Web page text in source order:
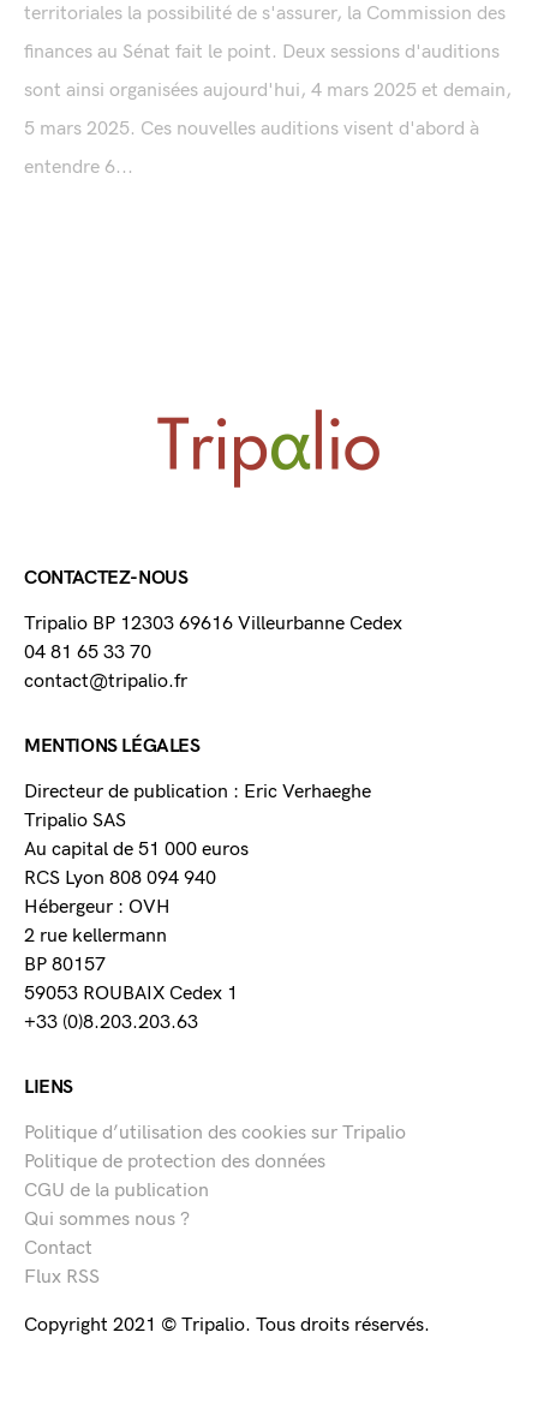
territoriales la possibilité de s'assurer, la Commission des
finances au Sénat fait le point. Deux sessions d'auditions
sont ainsi organisées aujourd'hui, 4 mars 2025 et demain,
5 mars 2025. Ces nouvelles auditions visent d'abord à
entendre 6...
CONTACTEZ-NOUS
Tripalio BP 12303 69616 Villeurbanne Cedex
04 81 65 33 70
contact@tripalio.fr
MENTIONS LÉGALES
Directeur de publication : Eric Verhaeghe
Tripalio SAS
Au capital de 51 000 euros
RCS Lyon 808 094 940
Hébergeur : OVH
2 rue kellermann
BP 80157
59053 ROUBAIX Cedex 1
+33 (0)8.203.203.63
LIENS
Politique d’utilisation des cookies sur Tripalio
Politique de protection des données
CGU de la publication
Qui sommes nous ?
Contact
Flux RSS
Copyright 2021 © Tripalio. Tous droits réservés.